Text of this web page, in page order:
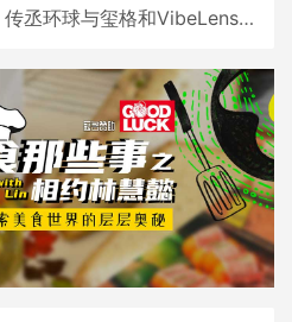
传丞环球与玺格和VibeLens共同推出全新耳机